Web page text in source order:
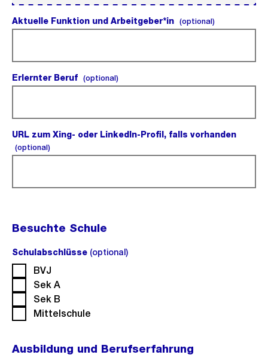
Aktuelle Funktion und Arbeitgeber*in (optional)(optional).
Erlernter Beruf (optional)(optional).
URL zum Xing- oder LinkedIn-Profil, falls vorhanden
(optional)(optional).
Besuchte Schule
Schulabschlüsse (optional)
BVJ
Sek A
Sek B
Mittelschule
Ausbildung und Berufserfahrung